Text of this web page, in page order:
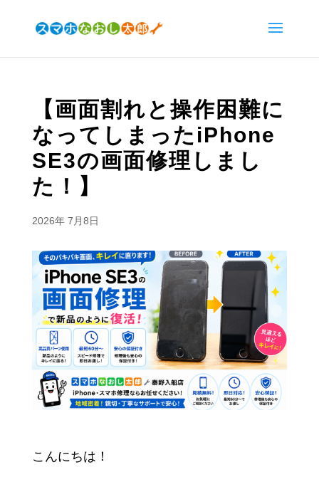
【画面割れと操作困難に
なってしまったiPhone
SE3の画面修理しまし
た！】
2026年 7月8日
こんにちは！